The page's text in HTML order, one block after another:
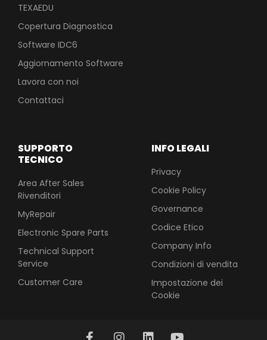
INFO LEGALI
Privacy
Cookie Policy
Governance
Codice Etico
Company Info
Condizioni di vendita
Impostazione dei
Cookie
SUPPORTO
TECNICO
Area After Sales
Rivenditori
MyRepair
Electronic Spare Parts
Technical Support
Service
Customer Care
TEXAEDU
Copertura Diagnostica
Software IDC6
Aggiornamento Software
Lavora con noi
Contattaci